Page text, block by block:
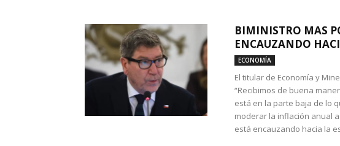
BIMINISTRO MAS
ENCAUZANDO
ECONOMÍA
El titular de Economía y
“Recibimos de buena
está en la parte baja de lo
moderar la inflación anual
está encauzando hacia la